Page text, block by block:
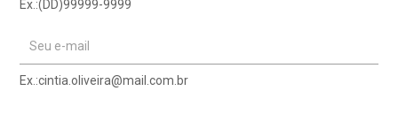
Ex.:(DD)99999-9999
Seu e-mail
Ex.:cintia.oliveira@mail.com.br